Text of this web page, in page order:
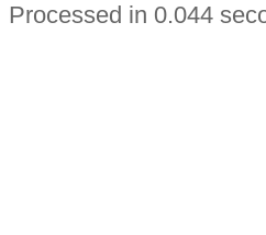
Processed in 0.044